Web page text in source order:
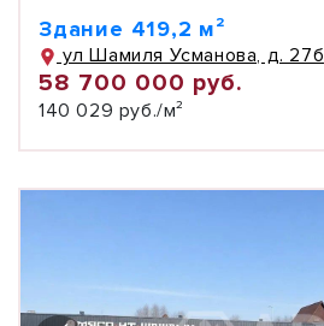
Здание 419,2 м²
ул Шамиля Усманова, д. 27б
58 700 000 руб.
140 029 руб./м²